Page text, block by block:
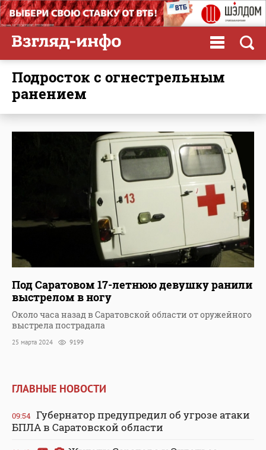
подросток с огнестрельным
ранением
Под Саратовом 17-летнюю девушку ранили
выстрелом в ногу
Около часа назад в Саратовской области от оружейного
выстрела пострадала
25 марта 2024 9199
ГЛАВНЫЕ НОВОСТИ
09:54 Губернатор предупредил об угрозе атаки
БПЛА в Саратовской области